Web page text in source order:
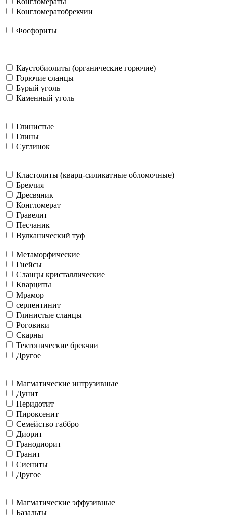
Конгломератобрекчии
Фосфориты
Каустобиолиты (органические горючие)
Горючие сланцы
Бурый уголь
Каменный уголь
Глинистые
Глины
Суглинок
Кластолиты (кварц-силикатные обломочные)
Брекчия
Дресвяник
Конгломерат
Гравелит
Песчаник
Вулканический туф
Метаморфические
Гнейсы
Сланцы кристаллические
Кварциты
Мрамор
серпентинит
Глинистые сланцы
Роговики
Скарны
Тектонические брекчии
Другое
Магматические интрузивные
Дунит
Перидотит
Пироксенит
Семейство габбро
Диорит
Гранодиорит
Гранит
Сиениты
Другое
Магматические эффузивные
Базальты